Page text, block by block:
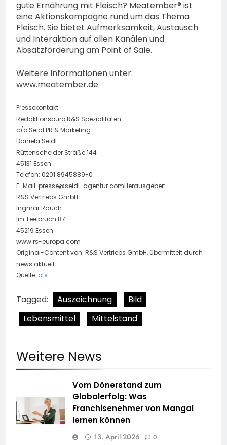
gute Ernährung mit Fleisch? Meatember® ist
eine Aktionskampagne rund um das Thema
Fleisch. Sie bietet Aufmerksamkeit, Austausch
und Interaktion auf allen Kanälen und
Absatzförderung am Point of Sale.
Weitere Informationen unter:
www.meatember.de
Pressekontakt:
Redaktionsbüro R&S Spezialitäten:
c/o Seidl PR & Marketing
Daniela Seidl
Rüttenscheider Straße 144
45131 Essen
Telefon: 0201 8945889-0
E-Mail: presse@seidl-agentur.comHerausgeber:
R&S Vertriebs GmbH
Ingmar Rauch
Im Teelbruch 87
45219 Essen
www.rs-europa.com
Original-Content von: R&S Vertriebs GmbH, übermittelt durch
news aktuell
Quelle: ots
Tagged: Auszeichnung
Bild
Lebensmittel
Mittelstand
Weitere News
Vom Dönerstand zum
Globalerfolg: Was
Franchisenehmer von Mangal
lernen können
13. April 2026 0